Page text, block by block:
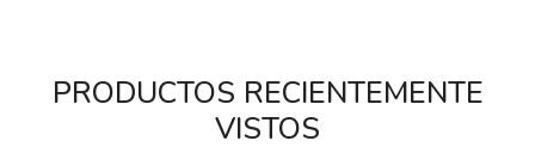
PRODUCTOS RECIENTEMENTE
VISTOS